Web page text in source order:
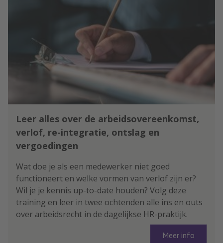
Leer alles over de arbeidsovereenkomst,
verlof, re-integratie, ontslag en
vergoedingen
Wat doe je als een medewerker niet goed
functioneert en welke vormen van verlof zijn er?
Wil je je kennis up-to-date houden? Volg deze
training en leer in twee ochtenden alle ins en outs
over arbeidsrecht in de dagelijkse HR-praktijk.
Meer info